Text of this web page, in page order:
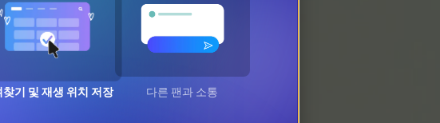
찾기 및 재생 위치 저장 다른 팬과 소통